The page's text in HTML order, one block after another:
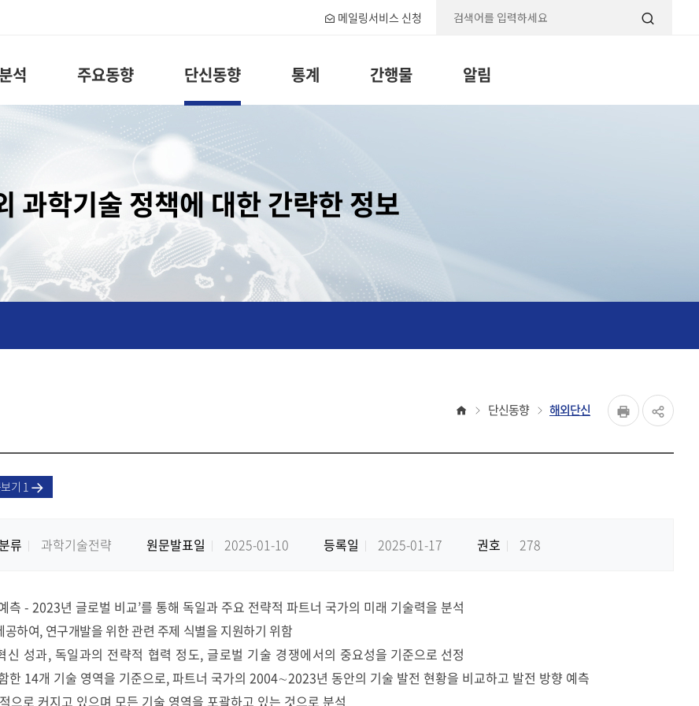
석 주요동향 단신동향 통계 간행물 알림
메일링서비스 신청
과학기술 정책에 대한 간략한 정보
홈 단신동향 해외단신
페이지
기 1
류 과학기술전략 원문발표일 2025-01-10 등록일 2025-01-17 권호 278
측 - 2023년 글로벌 비교’를 통해 독일과 주요 전략적 파트너 국가의 미래 기술력을 분석
공하여, 연구개발을 위한 관련 주제 식별을 지원하기 위함
신 성과, 독일과의 전략적 협력 정도,글로벌 기술 경쟁에서의 중요성을 기준으로 선정
한 14개 기술 영역을 기준으로,파트너 국가의 2004∼2023년 동안의 기술 발전 현황을 비교하고 발전 방향 예측
로 커지고 있으며 모든 기술 영역을 포괄하고 있는 것으로 분석